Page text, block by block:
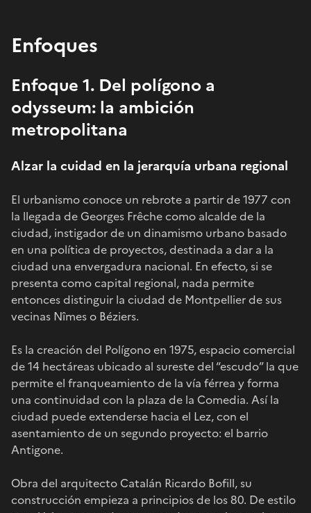
Enfoques
Enfoque 1. Del polígono a
odysseum: la ambición
metropolitana
Alzar la cuidad en la jerarquía urbana regional
El urbanismo conoce un rebrote a partir de 1977 con
la llegada de Georges Frêche como alcalde de la
ciudad, instigador de un dinamismo urbano basado
en una política de proyectos, destinada a dar a la
ciudad una envergadura nacional. En efecto, si se
presenta como capital regional, nada permite
entonces distinguir la ciudad de Montpellier de sus
vecinas Nîmes o Béziers.
Es la creación del Polígono en 1975, espacio comercial
de 14 hectáreas ubicado al sureste del “escudo” la que
permite el franqueamiento de la vía férrea y forma
una continuidad con la plaza de la Comedia. Así la
ciudad puede extenderse hacia el Lez, con el
asentamiento de un segundo proyecto: el barrio
Antigone.
Obra del arquitecto Catalán Ricardo Bofill, su
construcción empieza a principios de los 80. De estilo